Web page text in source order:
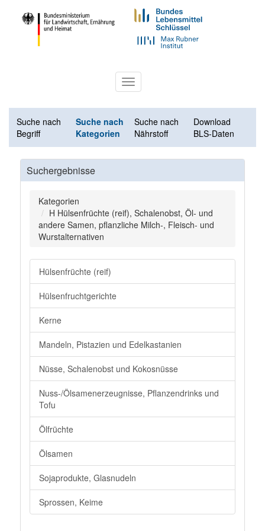
Toggle
navigation
Suche nach
Begriff
Suche nach
Kategorien
Suche nach
Nährstoff
Download
BLS-Daten
Suchergebnisse
Kategorien
H Hülsenfrüchte (reif), Schalenobst, Öl- und
andere Samen, pflanzliche Milch-, Fleisch- und
Wurstalternativen
Hülsenfrüchte (reif)
Hülsenfruchtgerichte
Kerne
Mandeln, Pistazien und Edelkastanien
Nüsse, Schalenobst und Kokosnüsse
Nuss-/Ölsamenerzeugnisse, Pflanzendrinks und
Tofu
Ölfrüchte
Ölsamen
Sojaprodukte, Glasnudeln
Sprossen, Keime